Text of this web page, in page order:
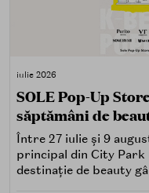
iulie 2026
SOLE Pop-Up
săptămâni de
Între 27 iulie și 9
principal din City
destinație de beauty